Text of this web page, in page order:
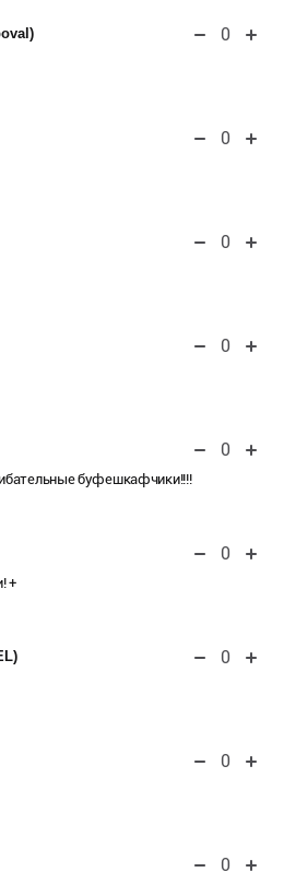
0
0
0
0
0
буфешкафчики!!!!
0
+
0
0
0